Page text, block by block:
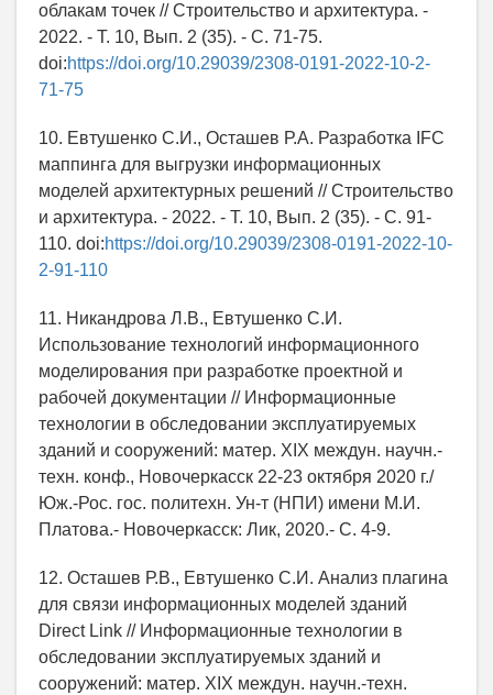
облакам точек // Строительство и архитектура. -
2022. - Т. 10, Вып. 2 (35). - С. 71-75.
doi:https://doi.org/10.29039/2308-0191-2022-10-2-
71-75
10. Евтушенко С.И., Осташев Р.А. Разработка IFC
маппинга для выгрузки информационных
моделей архитектурных решений // Строительство
и архитектура. - 2022. - Т. 10, Вып. 2 (35). - С. 91-
110. doi:https://doi.org/10.29039/2308-0191-2022-10-
2-91-110
11. Никандрова Л.В., Евтушенко С.И.
Использование технологий информационного
моделирования при разработке проектной и
рабочей документации // Информационные
технологии в обследовании эксплуатируемых
зданий и сооружений: матер. XIX междун. научн.-
техн. конф., Новочеркасск 22-23 октября 2020 г./
Юж.-Рос. гос. политехн. Ун-т (НПИ) имени М.И.
Платова.- Новочеркасск: Лик, 2020.- С. 4-9.
12. Осташев Р.В., Евтушенко С.И. Анализ плагина
для связи информационных моделей зданий
Direct Link // Информационные технологии в
обследовании эксплуатируемых зданий и
сооружений: матер. XIX междун. научн.-техн.